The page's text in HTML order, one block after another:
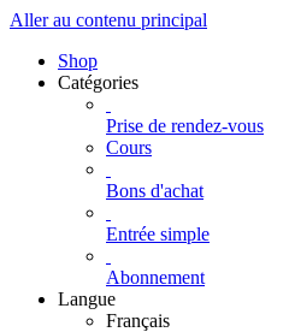
Aller au contenu principal
Shop
Catégories
Prise de rendez-vous
Cours
Bons d'achat
Entrée simple
Abonnement
Langue
Français